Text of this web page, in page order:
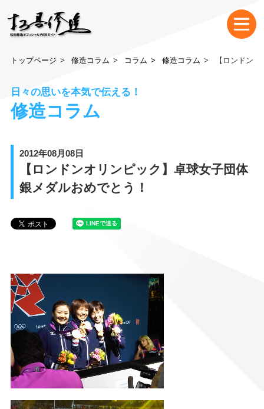
トップページ 修造コラム コラム 修造コラム 【ロンドン
日々の思いを本気で伝える！
修造コラム
2012年08月08日
【ロンドンオリンピック】卓球女子団体
銀メダルおめでとう！